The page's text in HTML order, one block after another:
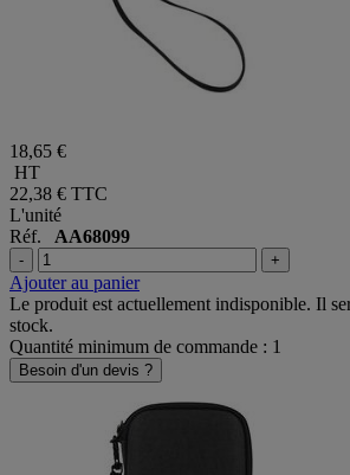
18,65 €
HT
22,38 € TTC
L'unité
Réf. AA68099
- +
Ajouter au panier
Le produit est actuellement indisponible. Il
stock.
Quantité minimum de commande : 1
Besoin d'un devis ?